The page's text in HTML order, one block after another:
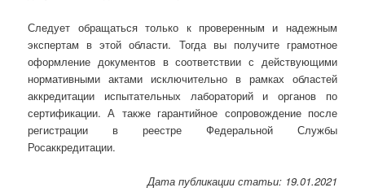
Следует обращаться только к проверенным и надежным
экспертам в этой области. Тогда вы получите грамотное
оформление документов в соответствии с действующими
нормативными актами исключительно в рамках областей
аккредитации испытательных лабораторий и органов по
сертификации. А также гарантийное сопровождение после
регистрации в реестре Федеральной Службы
Росаккредитации.
Дата публикации статьи: 19.01.2021